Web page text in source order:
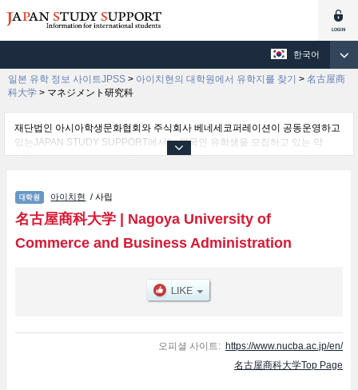
한국어
일본 유학 정보 사이트JPSS > 아이치현의 대학원에서 유학지를 찾기 > 名古屋商
科大学 > マネジメント研究科
재단법인 아시아학생문화협회와 주식회사 베네세코퍼레이션이 공동운영하고
있는JAPAN STUDY SUPPORT에서는 외국인 유학생을 모집하고 있는 약
1,300여 개의 대학・대학원・단기대학・전문학교의 정보를 게재하고 있습니
研究科및Accounting & Taxation 등의 연구과별 정보, 모집정원과 합격자수 등
의 입시정보, 시설안내, 교통정보 등 외국인 유학생에게 유익하고 필요한 정보
를 게재하고 있으므로 많이 이용해 주시기 바랍니다.
아이치현 / 사립
名古屋商科大学| Nagoya University of
Commerce and Business Administration
오피셜 사이트: https://www.nucba.ac.jp/en/
名古屋商科大学Top Page